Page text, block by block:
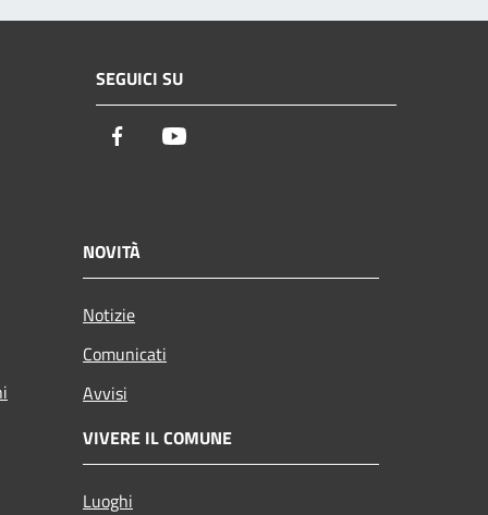
SEGUICI SU
Facebook
NOVITÀ
Notizie
Comunicati
Avvisi
VIVERE IL COMUNE
Luoghi